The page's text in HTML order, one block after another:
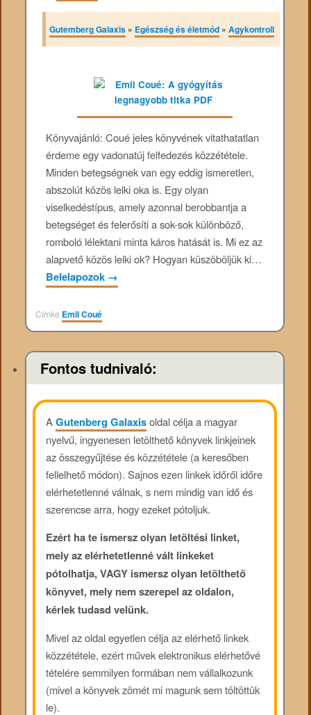
Gutemberg Galaxis » Egészség és életmód »Agykontroll
Könyvajánló: Coué jeles könyvének vitathatatlan
érdeme egy vadonatúj felfedezés közzététele.
Minden betegségnek van egy eddig ismeretlen,
abszolút közös lelki oka is. Egy olyan
viselkedéstípus, amely azonnal berobbantja a
betegséget és felerősíti a sok-sok különböző,
romboló lélektani minta káros hatását is. Mi ez az
alapvető közös lelki ok? Hogyan küszöböljük ki…
Belelapozok →
Címke Emil Coué
Fontos tudnivaló:
AGutenberg Galaxisoldal célja a magyar
nyelvű, ingyenesen letölthető könyvek linkjeinek
az összegyűjtése és közzététele (a keresőben
fellelhető módon). Sajnos ezen linkek időről időre
elérhetetlenné válnak, s nem mindig van idő és
szerencse arra, hogy ezeket pótoljuk.
Ezért ha te ismersz olyan letöltési linket,
mely az elérhetetlenné vált linkeket
pótolhatja, VAGY ismersz olyan letölthető
könyvet, mely nem szerepel az oldalon,
kérlek tudasd velünk.
Mivel az oldal egyetlen célja az elérhető linkek
közzététele, ezért művek elektronikus elérhetővé
tételére semmilyen formában nem vállalkozunk
(mivel a könyvek zömét mi magunk sem töltöttük
le).